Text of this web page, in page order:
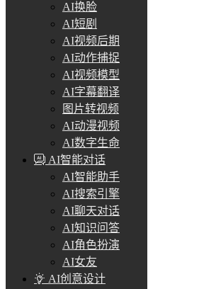
AI换脸
AI短剧
AI视频后期
AI动作捕捉
AI视频模型
AI字幕翻译
图片转视频
AI动漫视频
AI数字生命
AI智能对话
AI智能助手
AI搜索引擎
AI聊天对话
AI知识问答
AI角色扮演
AI女友
AI创意设计